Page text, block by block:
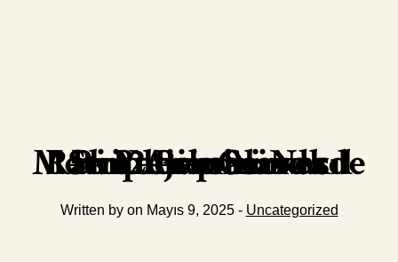
Metin2 Pvp Serverde PvP Arenasında Rakiplerinizi Nasıl Stratejik Olarak Yenersiniz
Written by on Mayıs 9, 2025 - Uncategorized